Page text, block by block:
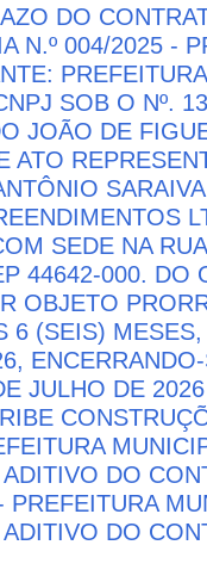
DO
N.º 004/2025 -
SOB O Nº.
JOÃO DE
ATO
SEDE NA
44642-000. DO
OBJETO
6 (SEIS)
JULHO DE
DO
PREFEITURA
DO